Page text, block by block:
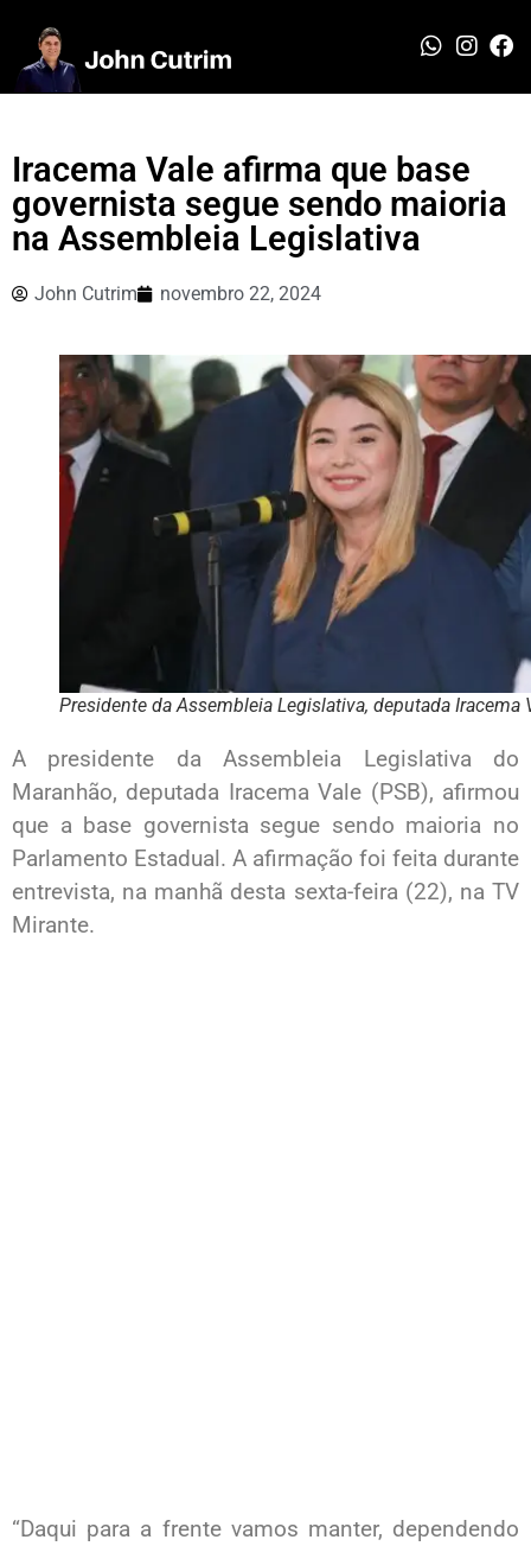
Iracema Vale afirma que base
governista segue sendo maioria
na Assembleia Legislativa
John Cutrim novembro 22, 2024
Presidente da Assembleia Legislativa, deputada Iracema
A presidente da Assembleia Legislativa do
Maranhão, deputada Iracema Vale (PSB), afirmou
que a base governista segue sendo maioria no
Parlamento Estadual. A afirmação foi feita durante
entrevista, na manhã desta sexta-feira (22), na TV
Mirante.
“Daqui para a frente vamos manter, dependendo